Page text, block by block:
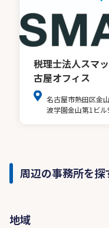
税理士法人スマ
古屋オフィス
名古屋市熱田区金
波学園金山第1ビル
周辺の事務所を探
地域